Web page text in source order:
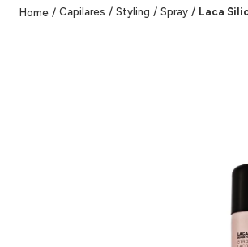
Capilares Styling Spray Laca